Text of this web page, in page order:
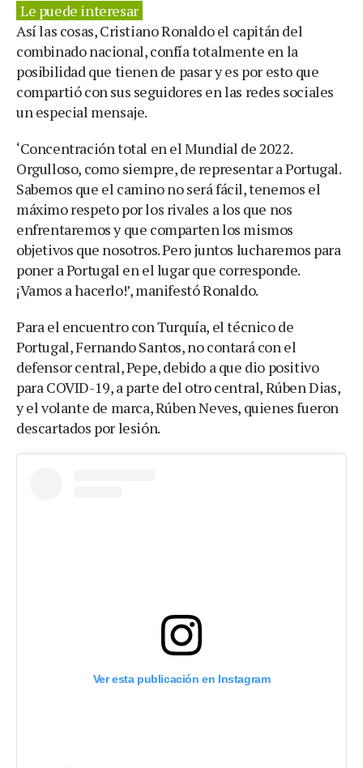
Le puede interesar
Así las cosas, Cristiano Ronaldo el capitán del
combinado nacional, confía totalmente en la
posibilidad que tienen de pasar y es por esto que
compartió con sus seguidores en las redes sociales
un especial mensaje.
‘Concentración total en el Mundial de 2022.
Orgulloso, como siempre, de representar a Portugal.
Sabemos que el camino no será fácil, tenemos el
máximo respeto por los rivales a los que nos
enfrentaremos y que comparten los mismos
objetivos que nosotros. Pero juntos lucharemos para
poner a Portugal en el lugar que corresponde.
¡Vamos a hacerlo!’, manifestó Ronaldo.
Para el encuentro con Turquía, el técnico de
Portugal, Fernando Santos, no contará con el
defensor central, Pepe, debido a que dio positivo
para COVID-19, a parte del otro central, Rúben Dias,
y el volante de marca, Rúben Neves, quienes fueron
descartados por lesión.
Ver esta publicación en Instagram